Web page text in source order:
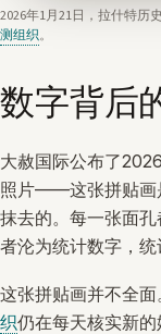
2026年1月21日，拉什特历
测组织。
数字背后
大赦国际公布了
照片——这张拼贴画
抹去的。每一张面
者沦为统计数字，统
这张拼贴画并不全面
织仍在每天核实新